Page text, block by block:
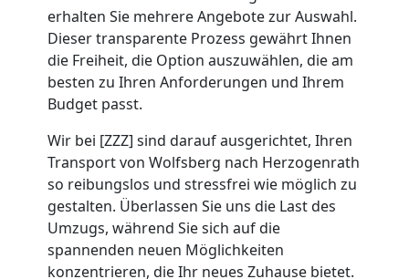
erhalten Sie mehrere Angebote zur Auswahl.
Dieser transparente Prozess gewährt Ihnen
die Freiheit, die Option auszuwählen, die am
besten zu Ihren Anforderungen und Ihrem
Budget passt.
Wir bei [ZZZ] sind darauf ausgerichtet, Ihren
Transport von Wolfsberg nach Herzogenrath
so reibungslos und stressfrei wie möglich zu
gestalten. Überlassen Sie uns die Last des
Umzugs, während Sie sich auf die
spannenden neuen Möglichkeiten
konzentrieren, die Ihr neues Zuhause bietet.
Mini
Umzug
Wolfsberg
Umzug